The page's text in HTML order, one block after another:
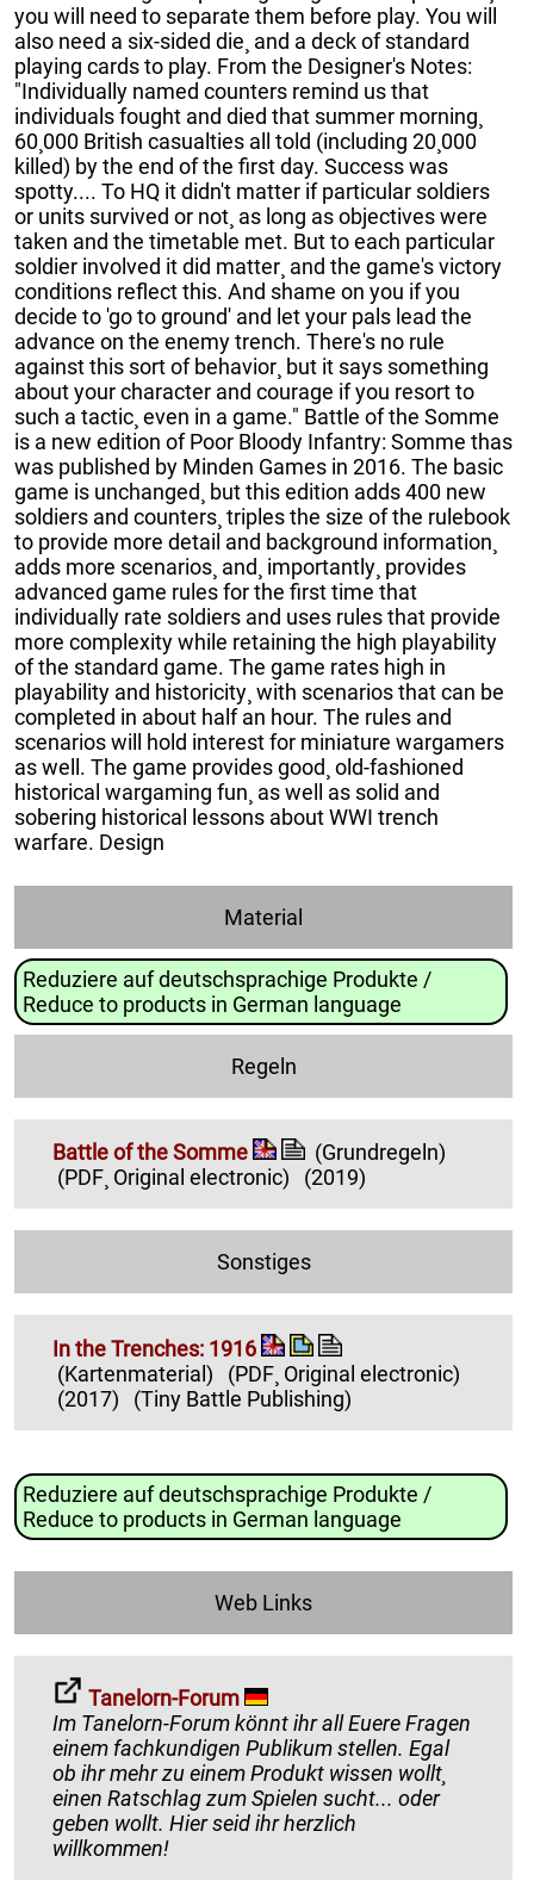
you will need to separate them before play. You will
also need a six-sided die¸ and a deck of standard
playing cards to play. From the Designer's Notes:
"Individually named counters remind us that
individuals fought and died that summer morning¸
60¸000 British casualties all told (including 20¸000
killed) by the end of the first day. Success was
spotty.... To HQ it didn't matter if particular soldiers
or units survived or not¸ as long as objectives were
taken and the timetable met. But to each particular
soldier involved it did matter¸ and the game's victory
conditions reflect this. And shame on you if you
decide to 'go to ground' and let your pals lead the
advance on the enemy trench. There's no rule
against this sort of behavior¸ but it says something
about your character and courage if you resort to
such a tactic¸ even in a game." Battle of the Somme
is a new edition of Poor Bloody Infantry: Somme thas
was published by Minden Games in 2016. The basic
game is unchanged¸ but this edition adds 400 new
soldiers and counters¸ triples the size of the rulebook
to provide more detail and background information¸
adds more scenarios¸ and¸ importantly¸ provides
advanced game rules for the first time that
individually rate soldiers and uses rules that provide
more complexity while retaining the high playability
of the standard game. The game rates high in
playability and historicity¸ with scenarios that can be
completed in about half an hour. The rules and
scenarios will hold interest for miniature wargamers
as well. The game provides good¸ old-fashioned
historical wargaming fun¸ as well as solid and
sobering historical lessons about WWI trench
warfare. Design
Material
Reduziere auf deutschsprachige Produkte /
Reduce to products in German language
Regeln
Battle of the Somme
(Grundregeln)
(PDF¸ Original electronic)
(2019)
Sonstiges
In the Trenches: 1916
(Kartenmaterial)
(PDF¸ Original electronic)
(2017)
(Tiny Battle Publishing)
Reduziere auf deutschsprachige Produkte /
Reduce to products in German language
Web Links
Tanelorn-Forum
Im Tanelorn-Forum könnt ihr all Euere Fragen
einem fachkundigen Publikum stellen. Egal
ob ihr mehr zu einem Produkt wissen wollt¸
einen Ratschlag zum Spielen sucht... oder
geben wollt. Hier seid ihr herzlich
willkommen!